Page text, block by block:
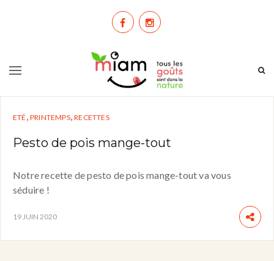
ETÉ ,PRINTEMPS,RECETTES
Pesto de pois mange-tout
Notre recette de pesto de pois mange-tout va vous
séduire !
19 JUIN 2020